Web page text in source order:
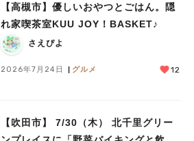
【高槻市】優しいおやつとごはん。隠
れ家喫茶室KUU JOY！BASKET♪
さえぴよ
2026年7月24日 グルメ 12
【吹田市】 7/30（木） 北千里グリー